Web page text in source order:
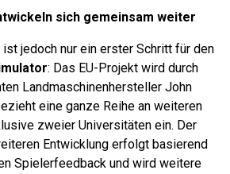
sich gemeinsam weiter
ist jedoch nur ein erster Schritt für den
: Das EU-Projekt wird durch
Landmaschinenhersteller John
eine ganze Reihe an weiteren
zweier Universitäten ein. Der
Entwicklung erfolgt basierend
Spielerfeedback und wird weitere